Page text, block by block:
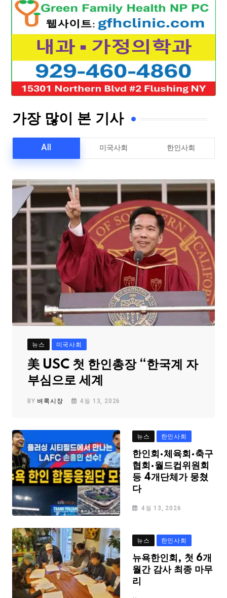
가장 많이 본 기사
All 미국사회 한인사회
뉴스 미국사회
美 USC 첫 한인총장 “한국계 자
부심으로 세계
BY 벼룩시장 4월 13, 2026
뉴스 한인사회
한인회·체육회·축구
협회·월드컵위원회
등 4개단체가 뭉쳤
다
4월 13, 2026
뉴스 한인사회
뉴욕한인회, 첫 6개
월간 감사 최종 마무
리